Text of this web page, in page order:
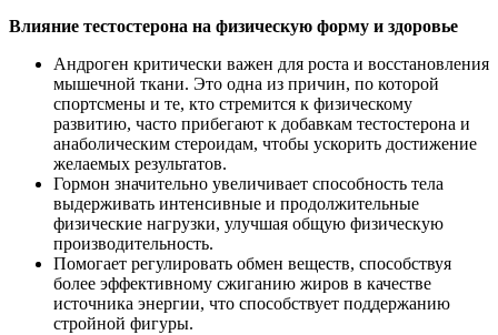
Влияние тестостерона на физическую форму и здоровье
Андроген критически важен для роста и восстановления
мышечной ткани. Это одна из причин, по которой
спортсмены и те, кто стремится к физическому
развитию, часто прибегают к добавкам тестостерона и
анаболическим стероидам, чтобы ускорить достижение
желаемых результатов.
Гормон значительно увеличивает способность тела
выдерживать интенсивные и продолжительные
физические нагрузки, улучшая общую физическую
производительность.
Помогает регулировать обмен веществ, способствуя
более эффективному сжиганию жиров в качестве
источника энергии, что способствует поддержанию
стройной фигуры.